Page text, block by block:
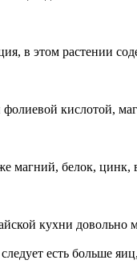
в этом растении
кислотой,
магний, белок,
кухни довольно
есть больше